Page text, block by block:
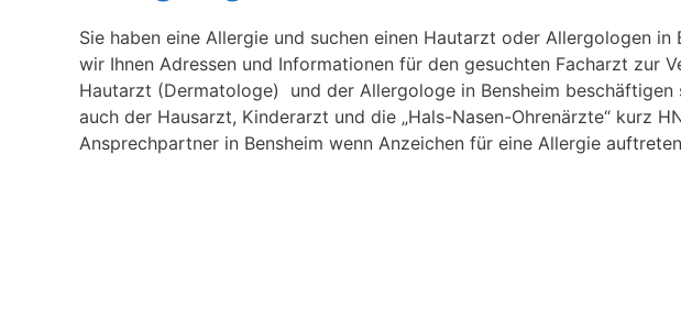
Sie haben eine Allergie und suchen einen Hautarzt oder Allergologen in
wir Ihnen Adressen und Informationen für den gesuchten Facharzt zur
Hautarzt (Dermatologe) und der Allergologe in Bensheim beschäftigen
auch der Hausarzt, Kinderarzt und die „Hals-Nasen-Ohrenärzte“ kurz
Ansprechpartner in Bensheim wenn Anzeichen für eine Allergie